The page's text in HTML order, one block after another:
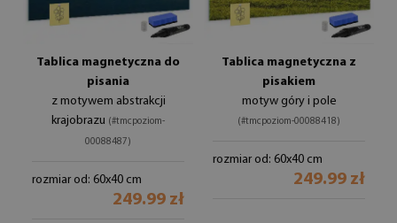
Tablica magnetyczna do
pisania
z motywem abstrakcji
krajobrazu (#tmcpoziom-
00088487)
rozmiar od: 60x40 cm
249.99 zł
Tablica magnetyczna z
pisakiem
motyw góry i pole
(#tmcpoziom-00088418)
rozmiar od: 60x40 cm
249.99 zł